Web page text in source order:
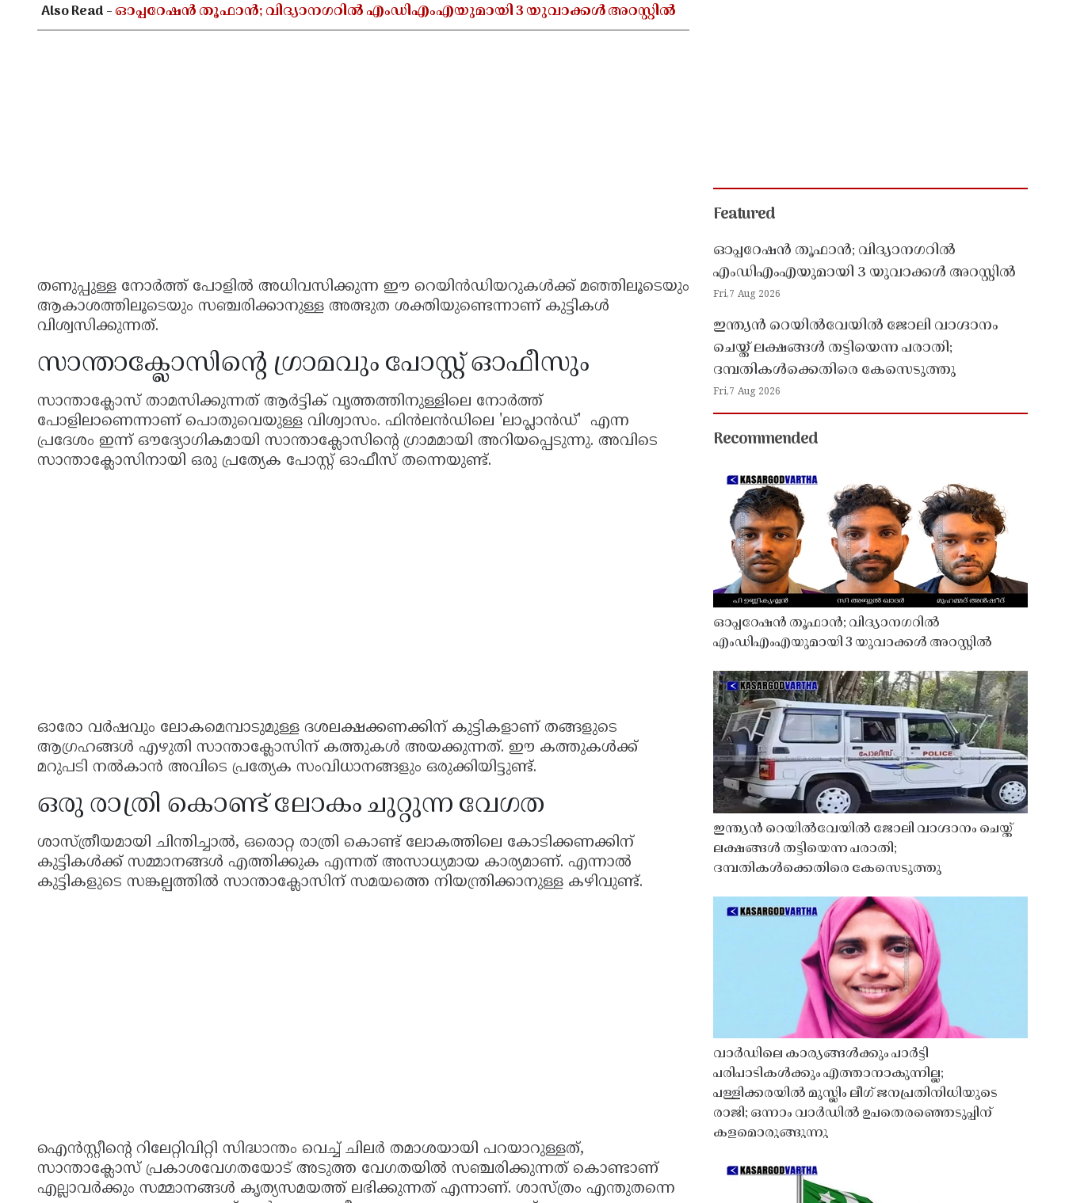
Also Read -ഓപ്പറേഷൻ തൂഫാൻ; വിദ്യാനഗറിൽ എംഡിഎംഎയുമായി 3 യുവാക്കൾ അറസ്റ്റിൽ
തണുപ്പുള്ള നോർത്ത് പോളിൽ അധിവസിക്കുന്ന ഈ റെയിൻഡിയറുകൾക്ക് മഞ്ഞിലൂടെയും
ആകാശത്തിലൂടെയും സഞ്ചരിക്കാനുള്ള അത്ഭുത ശക്തിയുണ്ടെന്നാണ് കുട്ടികൾ
വിശ്വസിക്കുന്നത്.
സാന്താക്ലോസിന്റെ ഗ്രാമവും പോസ്റ്റ് ഓഫീസും
സാന്താക്ലോസ് താമസിക്കുന്നത് ആർട്ടിക് വൃത്തത്തിനുള്ളിലെ നോർത്ത്
പോളിലാണെന്നാണ് പൊതുവെയുള്ള വിശ്വാസം. ഫിൻലൻഡിലെ 'ലാപ്ലാൻഡ്' എന്ന
പ്രദേശം ഇന്ന് ഔദ്യോഗികമായി സാന്താക്ലോസിന്റെ ഗ്രാമമായി അറിയപ്പെടുന്നു. അവിടെ
സാന്താക്ലോസിനായി ഒരു പ്രത്യേക പോസ്റ്റ് ഓഫീസ് തന്നെയുണ്ട്.
ഓരോ വർഷവും ലോകമെമ്പാടുമുള്ള ദശലക്ഷക്കണക്കിന് കുട്ടികളാണ് തങ്ങളുടെ
ആഗ്രഹങ്ങൾ എഴുതി സാന്താക്ലോസിന് കത്തുകൾ അയക്കുന്നത്. ഈ കത്തുകൾക്ക്
മറുപടി നൽകാൻ അവിടെ പ്രത്യേക സംവിധാനങ്ങളും ഒരുക്കിയിട്ടുണ്ട്.
ഒരു രാത്രി കൊണ്ട് ലോകം ചുറ്റുന്ന വേഗത
ശാസ്ത്രീയമായി ചിന്തിച്ചാൽ, ഒരൊറ്റ രാത്രി കൊണ്ട് ലോകത്തിലെ കോടിക്കണക്കിന്
കുട്ടികൾക്ക് സമ്മാനങ്ങൾ എത്തിക്കുക എന്നത് അസാധ്യമായ കാര്യമാണ്. എന്നാൽ
കുട്ടികളുടെ സങ്കല്പത്തിൽ സാന്താക്ലോസിന് സമയത്തെ നിയന്ത്രിക്കാനുള്ള കഴിവുണ്ട്.
ഐൻസ്റ്റീന്റെ റിലേറ്റിവിറ്റി സിദ്ധാന്തം വെച്ച് ചിലർ തമാശയായി പറയാറുള്ളത്,
സാന്താക്ലോസ് പ്രകാശവേഗതയോട് അടുത്ത വേഗതയിൽ സഞ്ചരിക്കുന്നത് കൊണ്ടാണ്
എല്ലാവർക്കും സമ്മാനങ്ങൾ കൃത്യസമയത്ത് ലഭിക്കുന്നത് എന്നാണ്. ശാസ്ത്രം എന്തുതന്നെ
Featured
ഓപ്പറേഷൻ തൂഫാൻ; വിദ്യാനഗറിൽ
എംഡിഎംഎയുമായി 3 യുവാക്കൾ അറസ്റ്റിൽ
Fri,7 Aug 2026
ഇന്ത്യൻ റെയിൽവേയിൽ ജോലി വാഗ്ദാനം
ചെയ്ത് ലക്ഷങ്ങൾ തട്ടിയെന്ന പരാതി;
ദമ്പതികൾക്കെതിരെ കേസെടുത്തു
Fri,7 Aug 2026
Recommended
ഓപ്പറേഷൻ തൂഫാൻ; വിദ്യാനഗറിൽ
എംഡിഎംഎയുമായി 3 യുവാക്കൾ അറസ്റ്റിൽ
ഇന്ത്യൻ റെയിൽവേയിൽ ജോലി വാഗ്ദാനം ചെയ്ത്
ലക്ഷങ്ങൾ തട്ടിയെന്ന പരാതി;
ദമ്പതികൾക്കെതിരെ കേസെടുത്തു
വാർഡിലെ കാര്യങ്ങൾക്കും പാർട്ടി
പരിപാടികൾക്കും എത്താനാകുന്നില്ല;
പള്ളിക്കരയിൽ മുസ്ലിം ലീഗ് ജനപ്രതിനിധിയുടെ
രാജി; ഒന്നാം വാർഡിൽ ഉപതെരഞ്ഞെടുപ്പിന്
കളമൊരുങ്ങുന്നു